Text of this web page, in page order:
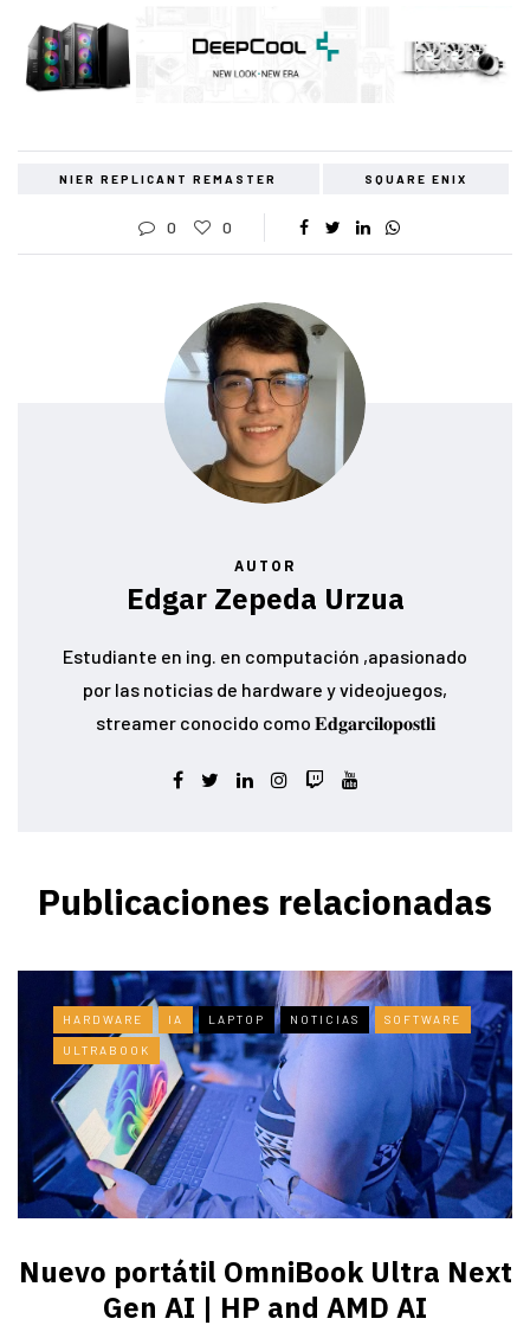
NIER REPLICANT REMASTER SQUARE ENIX
0 0
AUTOR
Edgar Zepeda Urzua
Estudiante en ing. en computación ,apasionado
por las noticias de hardware y videojuegos,
streamer conocido como 𝐄𝐝𝐠𝐚𝐫𝐜𝐢𝐥𝐨𝐩𝐨𝐬𝐭𝐥𝐢
Publicaciones relacionadas
HARDWARE IA LAPTOP NOTICIAS SOFTWARE
ULTRABOOK
Nuevo portátil OmniBook Ultra ​Next
Gen AI | HP and AMD AI